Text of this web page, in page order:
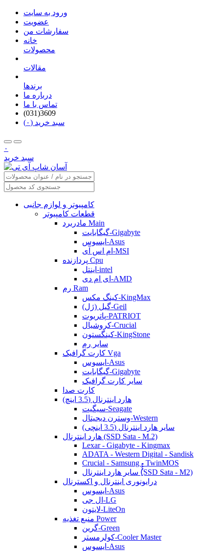
ورود به سایت
عضویت
سفارشات من
خانه
محصولات
مقالات
برندها
درباره ما
تماس با ما
(031)3609
سبد خرید (۰)
۰
سبد خرید
کامپیوتر و لوازم جانبی
قطعات کامپیوتر
مادربرد Main
گیگابایت-Gigabyte
ایسوس-Asus
ام اس آی-MSI
پردازنده Cpu
اینتل-intel
ای ام دی-AMD
رم Ram
کینگ مکس-KingMax
گیل (ژل)-Geil
پاتریوت-PATRIOT
کروشیال-Crucial
کینگستون-KingStone
سایر رم
کارت گرافیک Vga
ایسوس-Asus
گیگابایت-Gigabyte
سایر کارت گرافیک
کارت صدا
هارد اینترنال (3.5 اینچ)
سیگیت-Seagate
وسترن دیجیتال-Western
سایر هارد اینترنال (3.5 اینچی)
هارد اینترنال (SSD Sata - M.2)
Lexar - Gigabyte - Kingmax
ADATA - Western Digital - Sandisk
Crucial - Samsung - TwinMOS
سایر هارد اینترنال (ُُُِSSD Sata - M2)
درایونوری اینترنال و اکسترنال
ایسوس-Asus
ال جی-LG
لایتون-LiteOn
منبع تغذیه Power
گرین-Green
کولرمستر-Cooler Master
ایسوس-Asus